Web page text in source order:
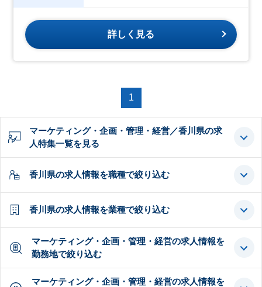
詳しく見る
1
マーケティング・企画・管理・経営／香川県の求
人特集一覧を見る
香川県の求人情報を職種で絞り込む
香川県の求人情報を業種で絞り込む
マーケティング・企画・管理・経営の求人情報を
勤務地で絞り込む
マーケティング・企画・管理・経営の求人情報を